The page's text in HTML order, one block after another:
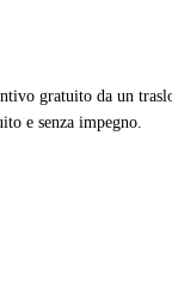
gratuito da un
e senza impegno.